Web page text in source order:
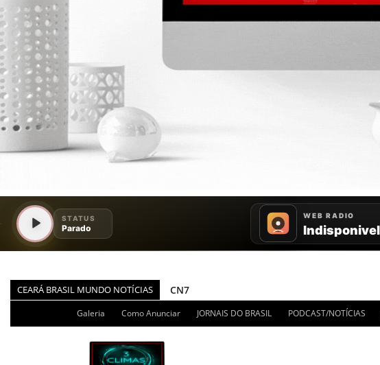
CEARÁ BRASIL MUNDO NOTÍCIAS
CN7
JORNAL DO BRASIL
CNN BRASIL
Galeria Como Anunciar JORNAIS DO BRASIL PODCAST/NOTÍCIAS